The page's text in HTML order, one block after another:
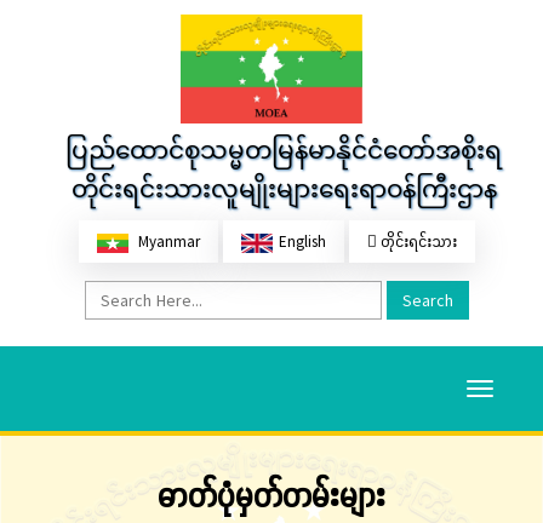
ပြည်ထောင်စုသမ္မတမြန်မာနိုင်ငံတော်အစိုးရ
တိုင်းရင်းသားလူမျိုးများရေးရာဝန်ကြီးဌာန
Myanmar English တိုင်းရင်းသား
Search
Toggle
ဓာတ်ပုံမှတ်တမ်းများ